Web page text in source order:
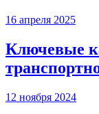
16 апреля 2025
Ключевые
12 ноября 2024